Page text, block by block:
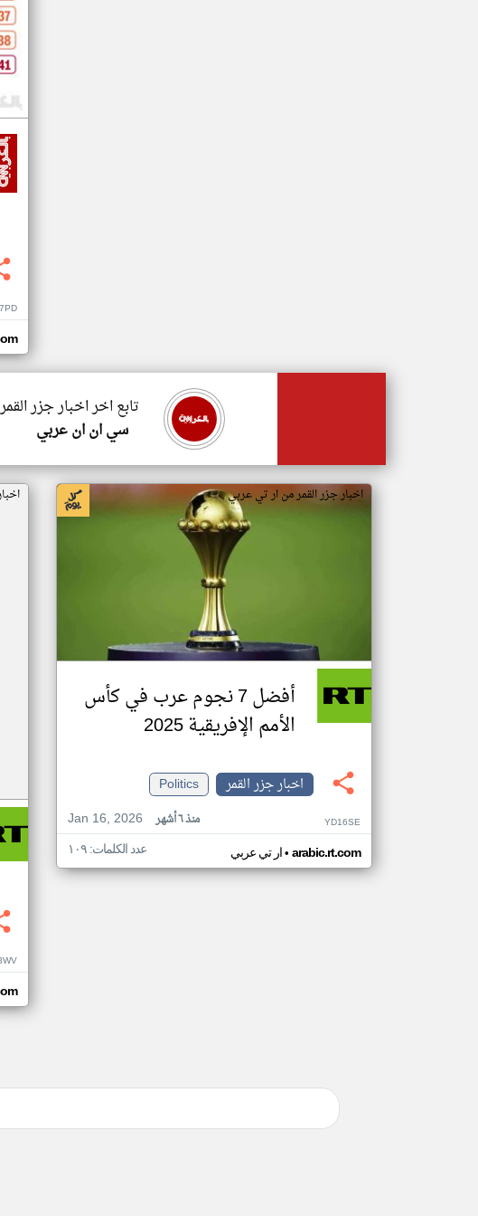
تابع اخر اخبار جزر
سي ان ان عربي
اخبار جزر القمر من ار تي عربي
أفضل 7 نجوم عرب في كأس
الأمم الإفريقية 2025
اخبار جزر القمر
Politics
Jan 16, 2026
منذ ٦ أشهر YD16SE
ار تي عربي• arabic.rt.com عدد الكلمات: ١٠٩